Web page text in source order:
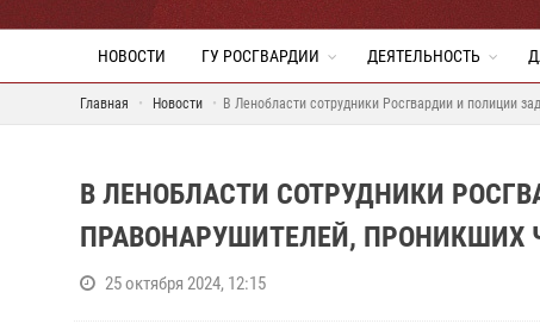
НОВОСТИ ГУ РОСГВАРДИИ ДЕЯТЕЛЬНОСТЬ
Главная Новости В Ленобласти сотрудники Росгвардии и полиции
В ЛЕНОБЛАСТИ СОТРУДНИКИ
ПРАВОНАРУШИТЕЛЕЙ, ПРОНИКШИХ
25 октября 2024, 12:15